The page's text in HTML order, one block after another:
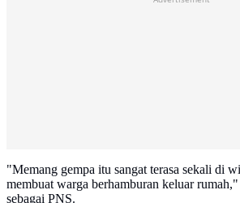
"Memang gempa itu sangat terasa sekali di
membuat warga berhamburan keluar
sebagai PNS.